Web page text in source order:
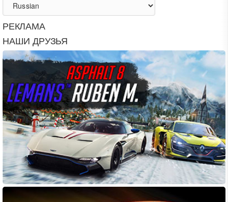
РЕКЛАМА
НАШИ ДРУЗЬЯ